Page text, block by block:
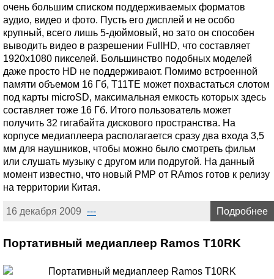
очень большим списком поддерживаемых форматов
аудио, видео и фото. Пусть его дисплей и не особо
крупный, всего лишь 5-дюймовый, но зато он способен
выводить видео в разрешении FullHD, что составляет
1920х1080 пикселей. Большинство подобных моделей
даже просто HD не поддерживают. Помимо встроенной
памяти объемом 16 Гб, T11TE может похвастаться слотом
под карты microSD, максимальная емкость которых здесь
составляет тоже 16 Гб. Итого пользователь может
получить 32 гигабайта дискового пространства. На
корпусе медиаплеера располагается сразу два входа 3,5
мм для наушников, чтобы можно было смотреть фильм
или слушать музыку с другом или подругой. На данный
момент известно, что новый PMP от RAmos готов к релизу
на территории Китая.
16 декабря 2009 --- Подробнее
Портативный медиаплеер Ramos T10RK